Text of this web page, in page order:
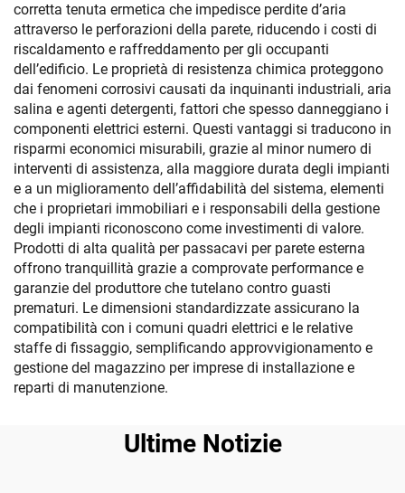
corretta tenuta ermetica che impedisce perdite d’aria
attraverso le perforazioni della parete, riducendo i costi di
riscaldamento e raffreddamento per gli occupanti
dell’edificio. Le proprietà di resistenza chimica proteggono
dai fenomeni corrosivi causati da inquinanti industriali, aria
salina e agenti detergenti, fattori che spesso danneggiano i
componenti elettrici esterni. Questi vantaggi si traducono in
risparmi economici misurabili, grazie al minor numero di
interventi di assistenza, alla maggiore durata degli impianti
e a un miglioramento dell’affidabilità del sistema, elementi
che i proprietari immobiliari e i responsabili della gestione
degli impianti riconoscono come investimenti di valore.
Prodotti di alta qualità per passacavi per parete esterna
offrono tranquillità grazie a comprovate performance e
garanzie del produttore che tutelano contro guasti
prematuri. Le dimensioni standardizzate assicurano la
compatibilità con i comuni quadri elettrici e le relative
staffe di fissaggio, semplificando approvvigionamento e
gestione del magazzino per imprese di installazione e
reparti di manutenzione.
Ultime Notizie